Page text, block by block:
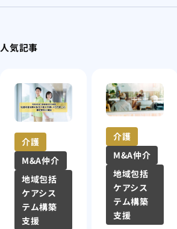
人気記事
介護
M&A仲介
地域包括
ケアシス
テム構築
支援
介護
M&A仲介
地域包括
ケアシス
テム構築
支援